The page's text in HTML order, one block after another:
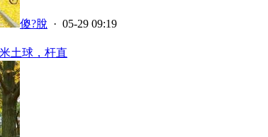
傻?脫 · 05-29 09:19
土球，杆直